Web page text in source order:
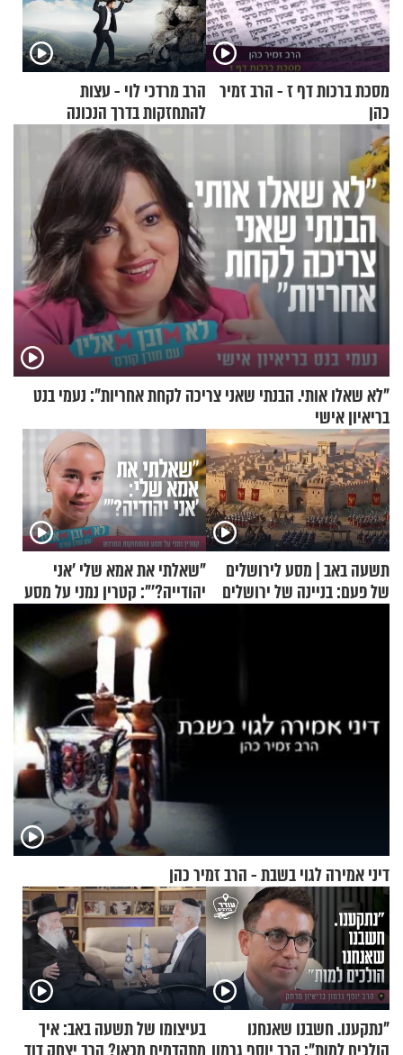
מסכת ברכות דף ז - הרב זמיר
כהן
הרב מרדכי לוי - עצות
להתחזקות בדרך הנכונה
"לא שאלו אותי. הבנתי שאני צריכה לקחת אחריות": נעמי בנט
בריאיון אישי
תשעה באב | מסע לירושלים
של פעם: בניינה של ירושלים
"שאלתי את אמא שלי 'אני
יהודייה?'": קטרין נמני על מסע
ההתחזקות המרגש
דיני אמירה לגוי בשבת - הרב זמיר כהן
"נתקענו. חשבנו שאנחנו
בעיצומו של תשעה באב: איך